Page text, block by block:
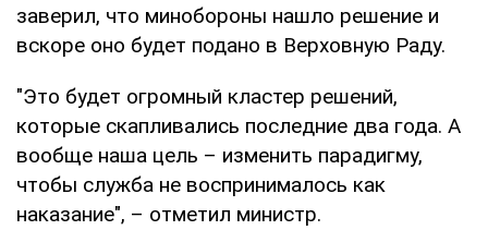
заверил, что минобороны нашло решение и
вскоре оно будет подано в Верховную Раду.
"Это будет огромный кластер решений,
которые скапливались последние два года. А
вообще наша цель – изменить парадигму,
чтобы служба не воспринималось как
наказание", – отметил министр.